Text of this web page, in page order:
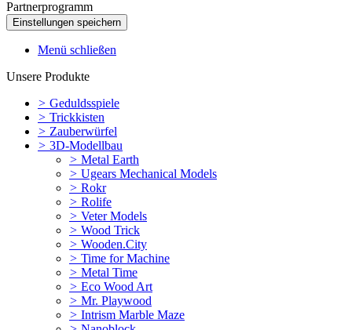
Partnerprogramm
Menü schließen
Unsere Produkte
> Geduldsspiele
> Trickkisten
> Zauberwürfel
> 3D-Modellbau
> Metal Earth
> Ugears Mechanical Models
> Rokr
> Rolife
> Veter Models
> Wood Trick
> Wooden.City
> Time for Machine
> Metal Time
> Eco Wood Art
> Mr. Playwood
> Intrism Marble Maze